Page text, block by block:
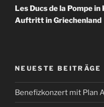
Beitrag
Les Ducs de la Pompe
Auftritt in Griechenland
NEUESTE BEITRÄGE
Benefizkonzert mit Plan